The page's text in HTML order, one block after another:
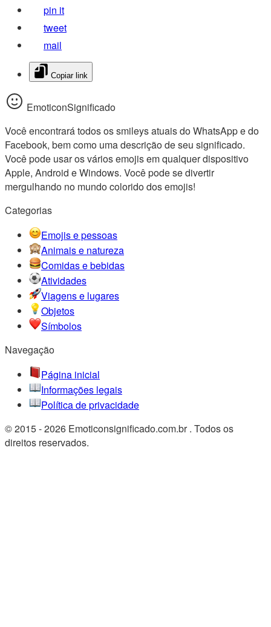
pin it
tweet
mail
Copiar link
EmoticonSignificado
Você encontrará todos os smileys atuais do WhatsApp e do
Facebook, bem como uma descrição de seu significado.
Você pode usar os vários emojis em qualquer dispositivo
Apple, Android e Windows. Você pode se divertir
mergulhando no mundo colorido dos emojis!
Categorias
Emojis e pessoas
Animais e natureza
Comidas e bebidas
Atividades
Viagens e lugares
Objetos
Símbolos
Navegação
Página inicial
Informações legais
Política de privacidade
© 2015 - 2026 Emoticonsignificado.com.br . Todos os
direitos reservados.